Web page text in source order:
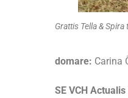
Grattis Tella & Spira
domare: Carina
SE VCH